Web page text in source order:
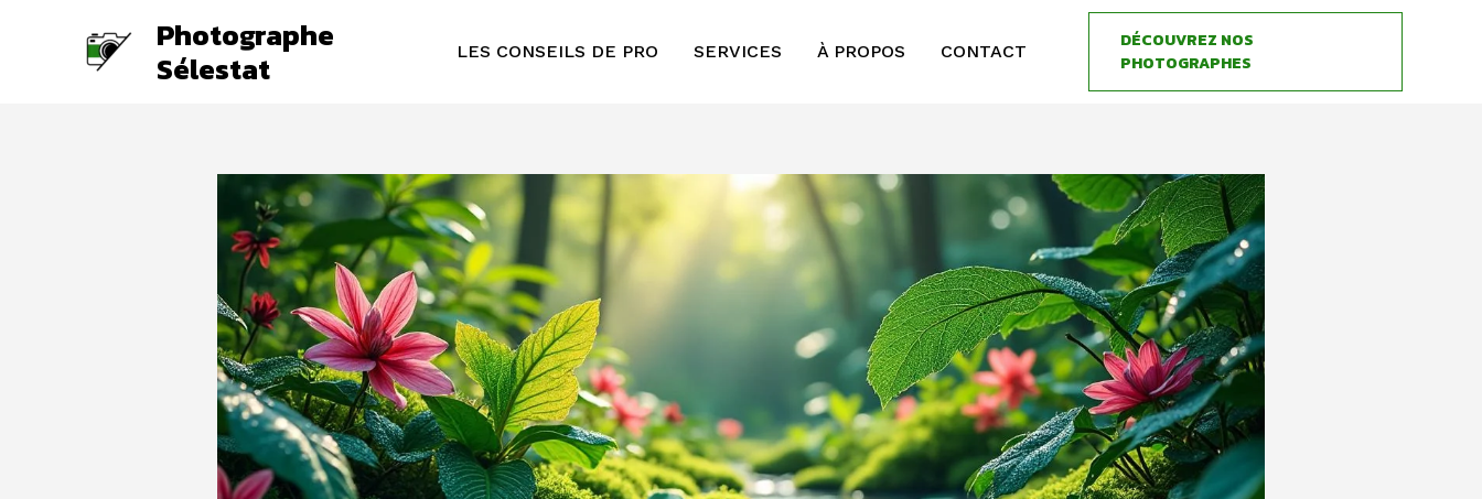
Photographe
Sélestat LES CONSEILS DE PRO SERVICES À PROPOS CONTACT
DÉCOUVREZ NOS
PHOTOGRAPHES